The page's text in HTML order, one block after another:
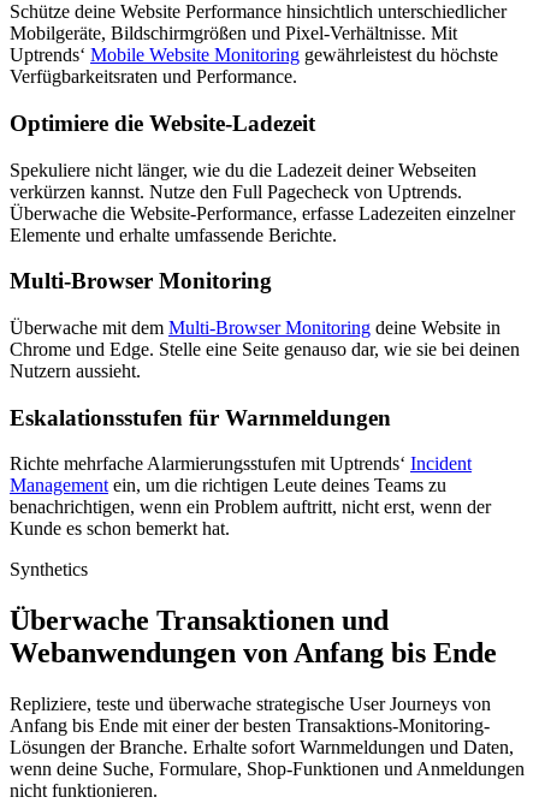
Schütze deine Website Performance hinsichtlich unterschiedlicher
Mobilgeräte, Bildschirmgrößen und Pixel-Verhältnisse. Mit
Uptrends‘ Mobile Website Monitoring gewährleistest du höchste
Verfügbarkeitsraten und Performance.
Optimiere die Website-Ladezeit
Spekuliere nicht länger, wie du die Ladezeit deiner Webseiten
verkürzen kannst. Nutze den Full Pagecheck von Uptrends.
Überwache die Website-Performance, erfasse Ladezeiten einzelner
Elemente und erhalte umfassende Berichte.
Multi-Browser Monitoring
Überwache mit dem Multi-Browser Monitoring deine Website in
Chrome und Edge. Stelle eine Seite genauso dar, wie sie bei deinen
Nutzern aussieht.
Eskalationsstufen für Warnmeldungen
Richte mehrfache Alarmierungsstufen mit Uptrends‘ Incident
Managementein, um die richtigen Leute deines Teams zu
benachrichtigen, wenn ein Problem auftritt, nicht erst, wenn der
Kunde es schon bemerkt hat.
Synthetics
Überwache Transaktionen und
Webanwendungen von Anfang bis Ende
Repliziere, teste und überwache strategische User Journeys von
Anfang bis Ende mit einer der besten Transaktions-Monitoring-
Lösungen der Branche. Erhalte sofort Warnmeldungen und Daten,
wenn deine Suche, Formulare, Shop-Funktionen und Anmeldungen
nicht funktionieren.